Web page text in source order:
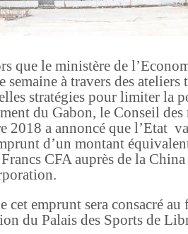
que le ministère de
semaine à travers des ateliers
stratégies pour limiter la
du Gabon, le Conseil
2018 a annoncé que l’Etat
d’un montant
CFA auprès de la
cet emprunt sera consacré au
du Palais des Sports de